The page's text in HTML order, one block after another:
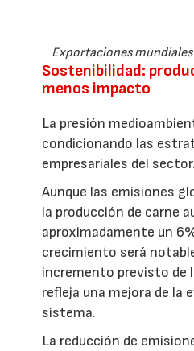
Exportaciones
Sostenibilidad:
menos impacto
La presión
condicionando las
empresariales del sector.
Aunque las emisiones
la producción de carne
aproximadamente un
crecimiento será
incremento previsto de
refleja una mejora de la
sistema.
La reducción de